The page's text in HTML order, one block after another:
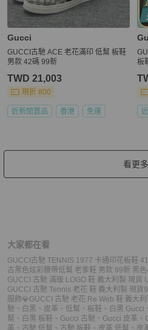
Gucci
GUCCI古馳 ACE 老花滿印 低幫 板鞋
男款 42碼 99新
TWD 21,003
現折 800
近新閒置品 香港 免運
板
看更多
大家都在看
GUCCI古馳 TENNIS 1977 卡通印花板鞋
古黑色炫彩腰帶低幫 老爹鞋 男款 99新 黑
GUCCI 古馳 滿版 LOGO 鞋 義大利製 ‎現貨
GUCCI 古馳 Tennis 老花 鞋 義大利製 現貨
服飾💎GUCCI 古馳 老花 Re Web 鞋 義大
馳 、 白黑 、 皮革 、 低幫 、 板鞋 、 白黑 Gucci 、
幫 、 白黑 板鞋 、 Gucci 古馳 、 Gucci 皮革 、
革 、 古馳 低幫 、 古馳 板鞋 、 皮革 低幫 、 皮